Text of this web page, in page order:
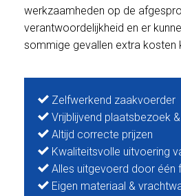
werkzaamheden op de
verantwoordelijkheid en er
sommige gevallen extra kosten
Zelfwerkend zaakvoerder
Vrijblijvend plaatsbezoek
Altijd correcte prijzen
Kwaliteitsvolle uitvoering
Alles uitgevoerd door één
Eigen materiaal &